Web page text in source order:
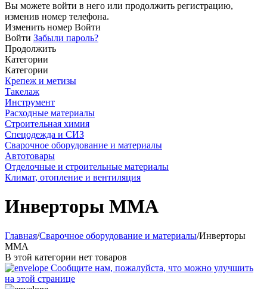
Вы можете войти в него или продолжить регистрацию,
изменив номер телефона.
Изменить номер Войти
Войти Забыли пароль?
Продолжить
Категории
Категории
Крепеж и метизы
Такелаж
Инструмент
Расходные материалы
Строительная химия
Спецодежда и СИЗ
Сварочное оборудование и материалы
Автотовары
Отделочные и строительные материалы
Климат, отопление и вентиляция
Инверторы MMA
Главная/Сварочное оборудование и материалы/Инверторы
MMA
В этой категории нет товаров
Сообщите нам, пожалуйста, что можно улучшить
на этой странице